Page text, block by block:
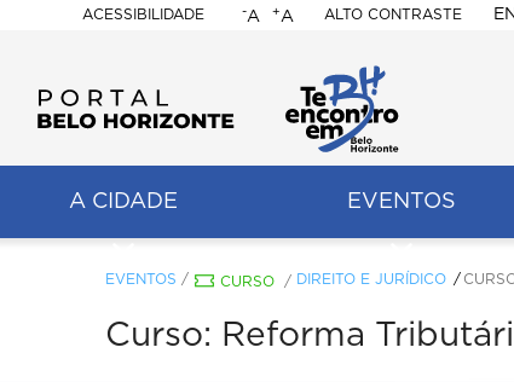
ACESSIBILIDADE
BELO
HORIZONTE
-A +A ALTO CONTRASTE EN
A CIDADE EVENTOS
EVENTOS / CURSO / DIREITO E JURÍDICO
Curso: Reforma